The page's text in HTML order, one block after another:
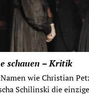
schauen – Kritik
wie Christian
Schilinski die